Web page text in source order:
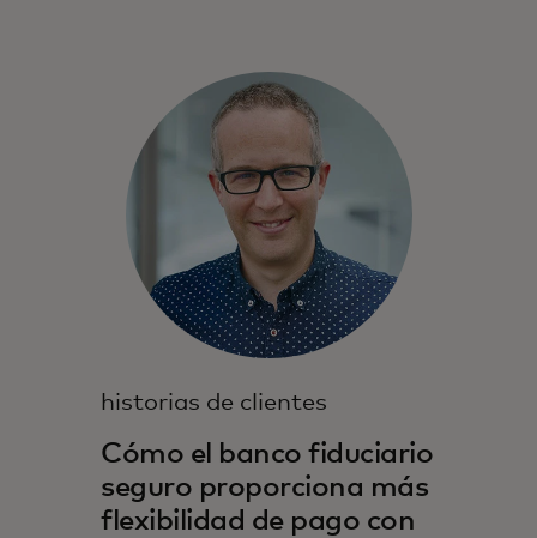
historias de clientes
Cómo el banco fiduciario
seguro proporciona más
flexibilidad de pago con